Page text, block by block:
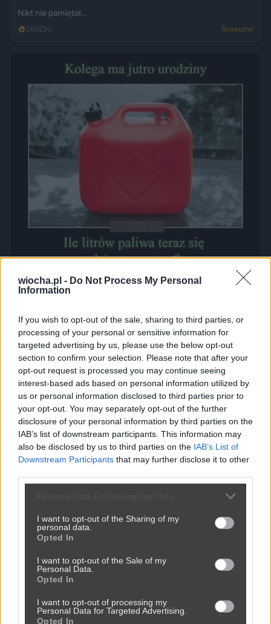
wiocha.pl - Do Not Process My Personal
Information
If you wish to opt-out of the sale, sharing to third parties, or
processing of your personal or sensitive information for
targeted advertising by us, please use the below opt-out
section to confirm your selection. Please note that after your
opt-out request is processed you may continue seeing
interest-based ads based on personal information utilized by
us or personal information disclosed to third parties prior to
your opt-out. You may separately opt-out of the further
disclosure of your personal information by third parties on the
IAB’s list of downstream participants. This information may
also be disclosed by us to third parties on the IAB’s List of
Downstream Participants that may further disclose it to other
Personal Data Processing Opt Outs
I want to opt-out of the Sharing of my
personal data.
Opted In
I want to opt-out of the Sale of my
Personal Data.
Opted In
I want to opt-out of processing my
Personal Data for Targeted Advertising.
Opted In
Nikt nie pamiętał...
285 0 Śmieszne
Urodzinowy prezent z pomysłem
247 0 Śmieszne